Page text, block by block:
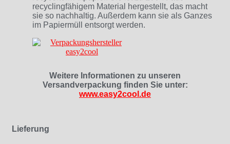
recyclingfähigem Material hergestellt, das macht
sie so nachhaltig. Außerdem kann sie als Ganzes
im Papiermüll entsorgt werden.
Weitere Informationen zu unseren
Versandverpackung finden Sie unter:
www.easy2cool.de
Lieferung